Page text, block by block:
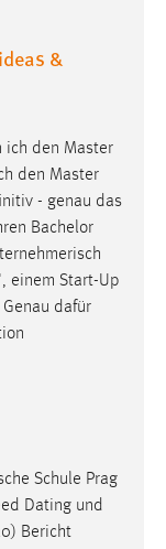
&
ich den Master
den Master
- genau das
Bachelor
einem Start-Up
dafür
Schule Prag
Dating und
Bericht